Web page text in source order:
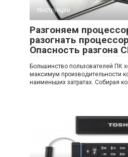
Инструкции
Разгоняем
разогнать
Опасность разгона
Большинство пользователей ПК
максимум производительности
наименьших затратах. Собирая